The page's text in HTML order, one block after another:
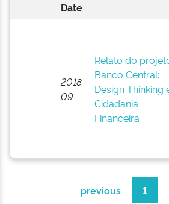
Date
2018-
09
Relato do
Banco Central:
Design Thinking
Cidadania
Financeira
previous 1